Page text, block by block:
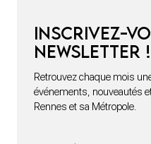
Inscrivez-
newsletter !
Retrouvez chaque mois
événements, nouveautés
Rennes et sa Métropole.